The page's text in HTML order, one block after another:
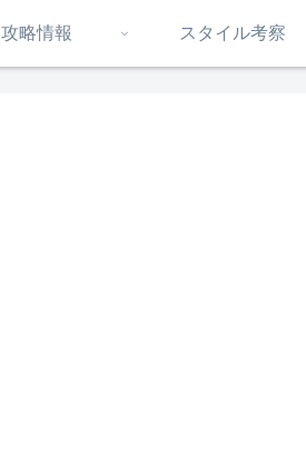
攻略情報 スタイル考察